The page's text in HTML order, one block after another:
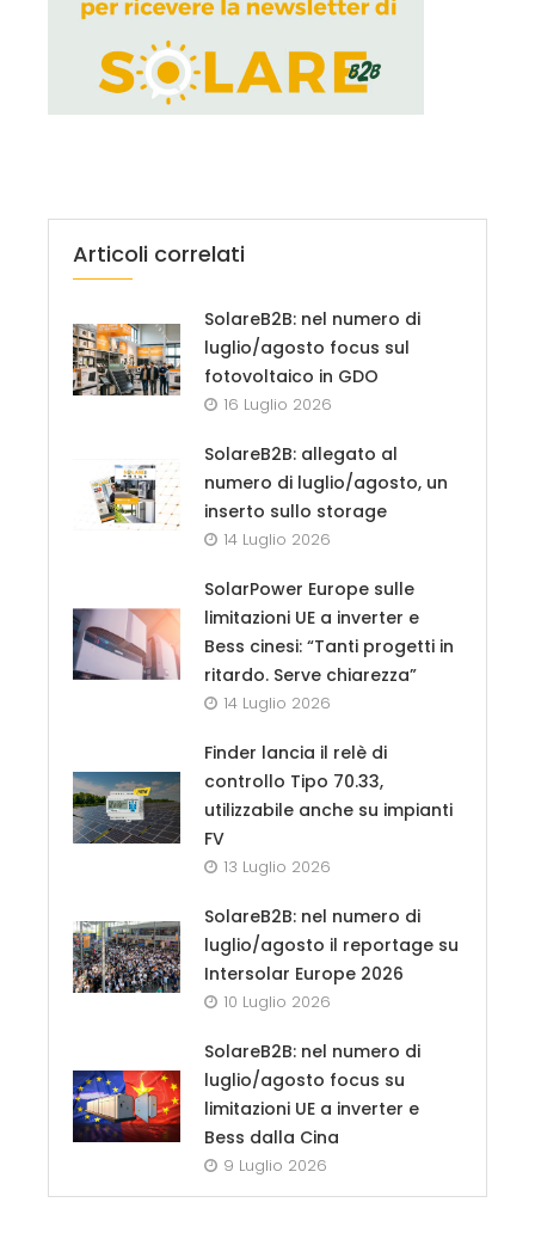
Articoli correlati
SolareB2B: nel numero di
luglio/agosto focus sul
fotovoltaico in GDO
16 Luglio 2026
SolareB2B: allegato al
numero di luglio/agosto, un
inserto sullo storage
14 Luglio 2026
SolarPower Europe sulle
limitazioni UE a inverter e
Bess cinesi: “Tanti progetti in
ritardo. Serve chiarezza”
14 Luglio 2026
Finder lancia il relè di
controllo Tipo 70.33,
utilizzabile anche su impianti
FV
13 Luglio 2026
SolareB2B: nel numero di
luglio/agosto il reportage su
Intersolar Europe 2026
10 Luglio 2026
SolareB2B: nel numero di
luglio/agosto focus su
limitazioni UE a inverter e
Bess dalla Cina
9 Luglio 2026